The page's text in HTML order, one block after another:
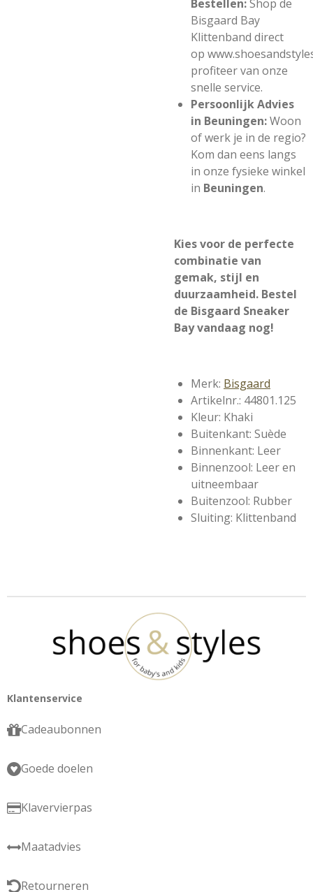
Bestellen:Shop de
Bisgaard Bay
Klittenband direct
op
profiteer van onze
snelle service.
Persoonlijk Advies
in Beuningen:Woon
of werk je in de regio?
Kom dan eens langs
in onze fysieke winkel
in Beuningen.
Kies voor de perfecte
combinatie van
gemak, stijl en
duurzaamheid. Bestel
de Bisgaard Sneaker
Bay vandaag nog!
Merk: Bisgaard
Artikelnr.: 44801.125
Kleur: Khaki
Buitenkant: Suède
Binnenkant: Leer
Binnenzool: Leer en
uitneembaar
Buitenzool: Rubber
Sluiting: Klittenband
Klantenservice
Cadeaubonnen
Goede doelen
Klavervierpas
Maatadvies
Retourneren